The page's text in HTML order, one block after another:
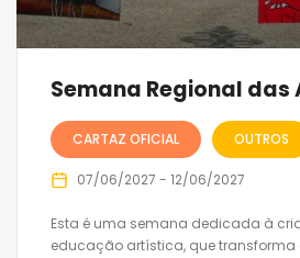
Semana Regional das
CARTAZ OFICIAL OUTROS
07/06/2027 - 12/06/2027
Esta é uma semana dedicada à
educação artística, que